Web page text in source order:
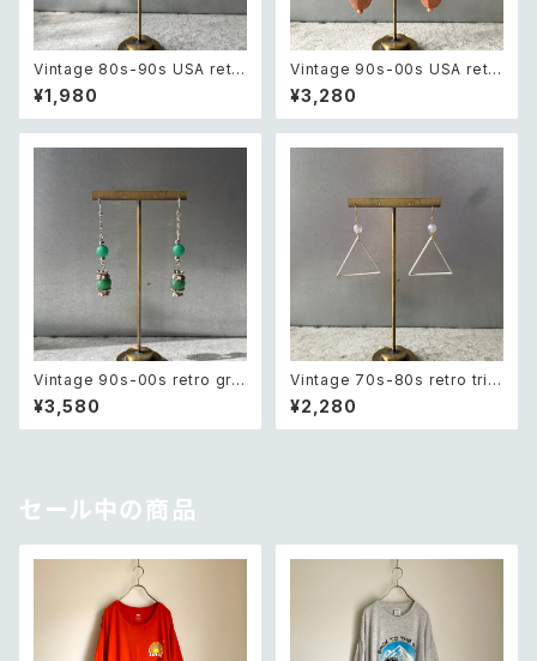
Vintage 80s-90s USA retr
o sun design pierce レトロ
アメリカ ヴィンテージ アクセサ
リー 太陽 デザイン ピアス
¥1,980
Vintage 90s-00s USA retr
o pink×gold marble beads
pierce レトロ アメリカ ヴィン
テージ アクセサリー ピンク×ゴ
¥3,280
Vintage 90s-00s retro gre
en aventurine pierce レトロ
ヴィンテージ アクセサリー 天然
石 グリーンアベンチュリン ピア
¥3,580
Vintage 70s-80s retro tria
ngle design beads pierce
レトロ ヴィンテージ アクセサリ
ー トライアングル デザイン ビー
¥2,280
セール中の商品